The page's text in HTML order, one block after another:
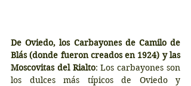
De Oviedo, los Carbayones de Camilo de
Blás (donde fueron creados en 1924) y las
Moscovitas del Rialto: Los carbayones son
los dulces más típicos de Oviedo y